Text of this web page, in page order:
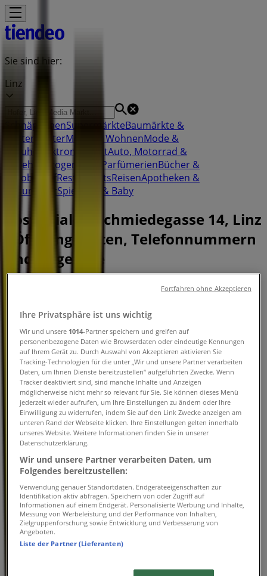
Sie sind hier:
Linz
SchnäppchenSupermärkteBaumärkte &
GartencenterMöbel & WohnenMode &
Schuhe
Elektronik SportAuto, Motorrad &
Zubehör
Drogerien & ParfümerienBücher &
BürobedarfRestaurantsReisenApotheken &
GesundheitSpielzeug & Baby
Post Filiale | Schmiedegasse 14, Linz
- Öffnungszeiten, Telefonnummern
und Angebote
Post in Linz»
Post | Schmiedegasse 14
Karte
Karte
Wir sind gerade dabei Angebote zu "Post" zu
veröffentlichen
Geschäfte in der Nähe
Tom Tailor
Industriezeile 76, Linz
14 m
Ihre Privatsphäre ist uns wichtig
Wir und unsere 1014-Partner speichern und greifen auf
personenbezogene Daten wie Browserdaten oder eindeutige Kennungen
auf Ihrem Gerät zu. Durch Auswahl von Akzeptieren aktivieren Sie
Tracking-Technologien für die unter „Wir und unsere Partner verarbeiten
Daten, um Ihnen Dienste bereitzustellen“ aufgeführten Zwecke. Wenn
Tracker deaktiviert sind, sind manche Inhalte und Anzeigen
möglicherweise nicht mehr so relevant für Sie. Sie können dieses Menü
jederzeit wieder aufrufen, um Ihre Einstellungen zu ändern oder Ihre
Einwilligung zu widerrufen, indem Sie auf den Link Zwecke anzeigen am
unteren Rand der Webseite klicken. Ihre Einstellungen gelten innerhalb
unseres Website. Weitere Informationen finden Sie in unserer
Datenschutzerklärung.
Wir und unsere Partner verarbeiten Daten, um
Folgendes bereitzustellen:
Verwendung genauer Standortdaten. Endgeräteeigenschaften zur
Identifikation aktiv abfragen. Speichern von oder Zugriff auf
Informationen auf einem Endgerät. Personalisierte Werbung und Inhalte,
Messung von Werbeleistung und der Performance von Inhalten,
Zielgruppenforschung sowie Entwicklung und Verbesserung von
Angeboten.
Liste der Partner (Lieferanten)
Fortfahren ohne Akzeptieren